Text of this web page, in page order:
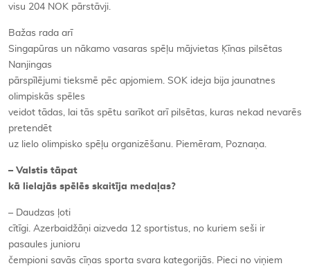
visu 204 NOK pārstāvji.
Bažas rada arī
Singapūras un nākamo vasaras spēļu mājvietas Ķīnas pilsētas
Nanjingas
pārspīlējumi tieksmē pēc apjomiem. SOK ideja bija jaunatnes
olimpiskās spēles
veidot tādas, lai tās spētu sarīkot arī pilsētas, kuras nekad nevarēs
pretendēt
uz lielo olimpisko spēļu organizēšanu. Piemēram, Poznaņa.
– Valstis tāpat
kā lielajās spēlēs skaitīja medaļas?
– Daudzas ļoti
cītīgi. Azerbaidžāņi aizveda 12 sportistus, no kuriem seši ir
pasaules junioru
čempioni savās cīņas sporta svara kategorijās. Pieci no viņiem